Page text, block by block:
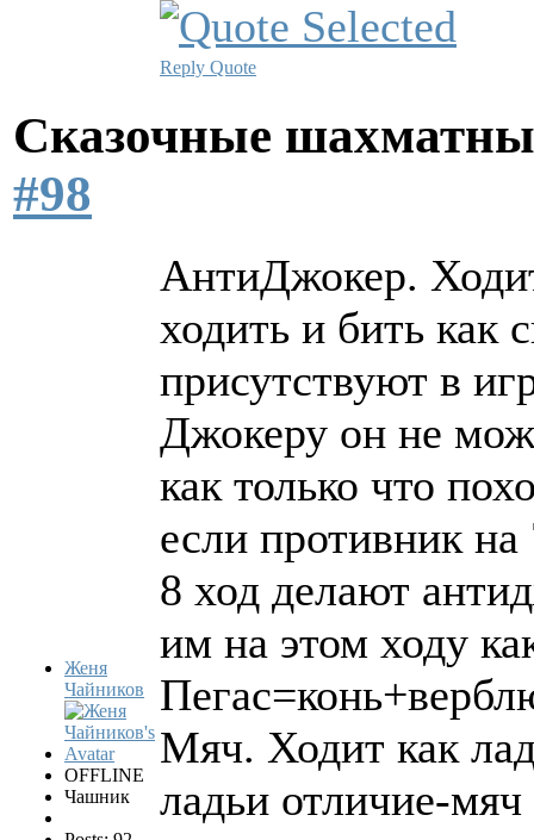
Reply Quote
Сказочные
#98
Женя
Чайников
OFFLINE
Чашник
АнтиДжокер.
ходить и бить как
присутствуют в
Джокеру он не
как только что
если противник
8 ход делают
им на этом ходу
Мяч. Ходит как
ладьи отличие-